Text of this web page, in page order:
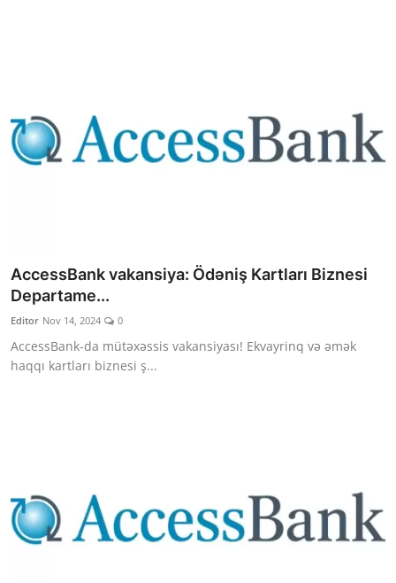
AccessBank vakansiya: Ödəniş Kartları Biznesi
Departame...
Editor Nov 14, 2024 0
AccessBank-da mütəxəssis vakansiyası! Ekvayrinq və əmək
haqqı kartları biznesi ş...